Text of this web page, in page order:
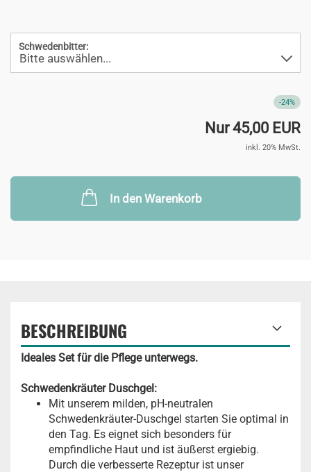
Schwedenbitter:
-24%
Nur 45,00 EUR
inkl. 20% MwSt.
In den Warenkorb
BESCHREIBUNG
Ideales Set für die Pflege unterwegs.
Schwedenkräuter Duschgel:
Mit unserem milden, pH-neutralen
Schwedenkräuter-Duschgel starten Sie optimal in
den Tag. Es eignet sich besonders für
empfindliche Haut und ist äußerst ergiebig.
Durch die verbesserte Rezeptur ist unser